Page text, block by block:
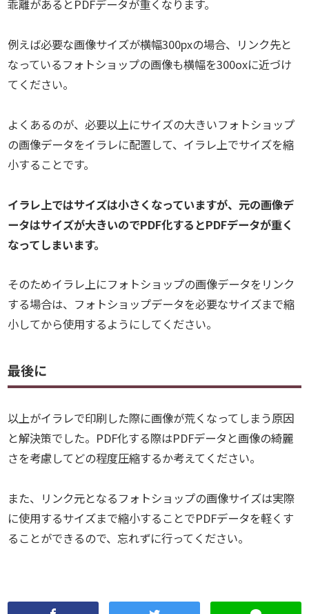
乖離があるとPDFデータが重くなります。
例えば必要な画像サイズが横幅300pxの場合、リンク先と
なっているフォトショップの画像も横幅を300oxに近づけ
てください。
よくあるのが、必要以上にサイズの大きいフォトショップ
の画像データをイラレに配置して、イラレ上でサイズを縮
小することです。
イラレ上ではサイズは小さくなっていますが、元の画像デ
ータはサイズが大きいのでPDF化するとPDFデータが重く
なってしまいます。
そのためイラレ上にフォトショップの画像データをリンク
する場合は、フォトショップデータを必要なサイズまで縮
小してから使用するようにしてください。
最後に
以上がイラレで印刷した際に画像が荒くなってしまう原因
と解決策でした。PDF化する際はPDFデータと画像の綺麗
さを考慮してどの程度圧縮するか考えてください。
また、リンク元となるフォトショップの画像サイズは実際
に使用するサイズまで縮小することでPDFデータを軽くす
ることができるので、忘れずに行ってください。